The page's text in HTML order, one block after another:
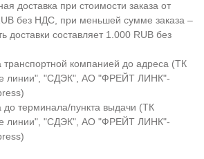
доставка при стоимости заказа от
без НДС, при меньшей сумме заказа –
доставки составляет 1.000 RUB без
транспортной компанией до адреса (ТК
линии", "СДЭК", АО "ФРЕЙТ ЛИНК"-
до терминала/пункта выдачи (ТК
линии", "СДЭК", АО "ФРЕЙТ ЛИНК"-